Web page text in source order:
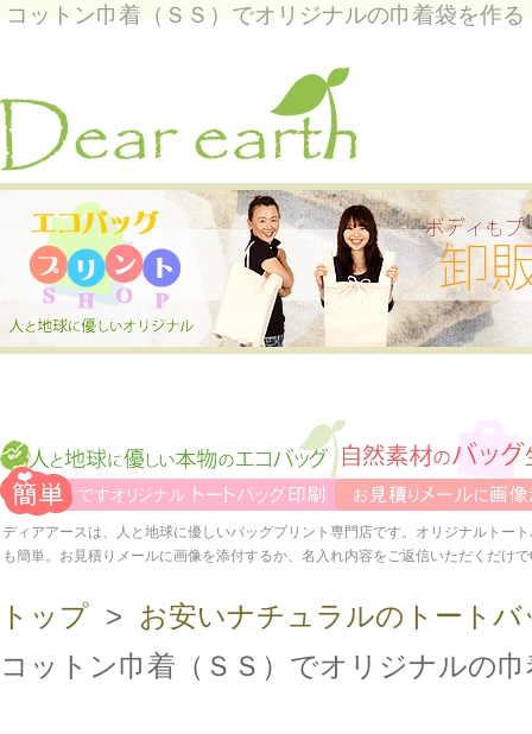
コットン巾着（ＳＳ）でオリジナルの巾着袋を作る
ディアアースは、人と地球に優しいバッグプリント専門店です。オリジナルトー
も簡単。お見積りメールに画像を添付するか、名入れ内容をご返信いただくだけ
トップ > お安いナチュラルのトート
コットン巾着（ＳＳ）でオリジナルの